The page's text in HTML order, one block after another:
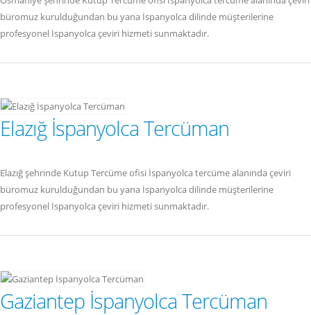
büromuz kurulduğundan bu yana İspanyolca dilinde müşterilerine
profesyonel İspanyolca çeviri hizmeti sunmaktadır.
Elazığ İspanyolca Tercüman
Elazığ şehrinde Kutup Tercüme ofisi İspanyolca tercüme alanında çeviri
büromuz kurulduğundan bu yana İspanyolca dilinde müşterilerine
profesyonel İspanyolca çeviri hizmeti sunmaktadır.
Gaziantep İspanyolca Tercüman